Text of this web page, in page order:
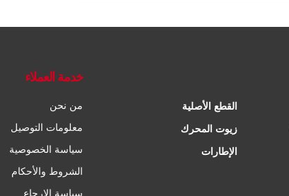
القطع الأصلية
زيوت المحرك
الإطارات
خدمة العملاء
من نحن
معلومات التوصيل
سياسة الخصوصية
الشروط والأحكام
سياسة الإرجاع